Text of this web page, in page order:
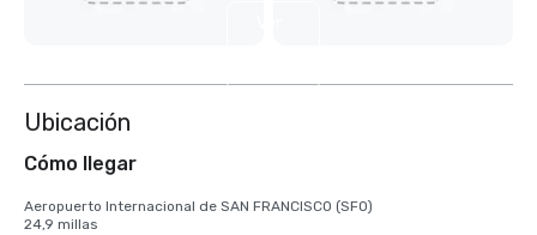
Ubicación
Cómo llegar
Aeropuerto Internacional de SAN FRANCISCO (SFO)
24,9 millas